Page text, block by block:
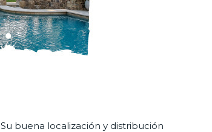
buena localización y distribución